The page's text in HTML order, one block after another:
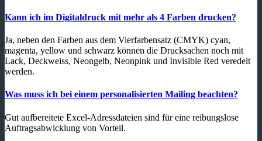
Kann ich im Digitaldruck mit mehr als 4 Farben drucken?
Ja, neben den Farben aus dem Vierfarbensatz (CMYK) cyan,
magenta, yellow und schwarz können die Drucksachen noch mit
Lack, Deckweiss, Neongelb, Neonpink und Invisible Red veredelt
werden.
Was muss ich bei einem personalisierten Mailing beachten?
Gut aufbereitete Excel-Adressdateien sind für eine reibungslose
Auftragsabwicklung von Vorteil.